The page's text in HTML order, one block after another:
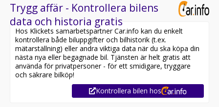
Trygg affär - Kontrollera bilens
data och historia gratis
Hos Klickets samarbetspartner Car.info kan du enkelt
kontrollera både biluppgifter och bilhistorik (t.ex.
mätarställning) eller andra viktiga data när du ska köpa din
nästa nya eller begagnade bil. Tjänsten är helt gratis att
använda för privatpersoner - för ett smidigare, tryggare
och säkrare bilköp!
Kontrollera bilen hos